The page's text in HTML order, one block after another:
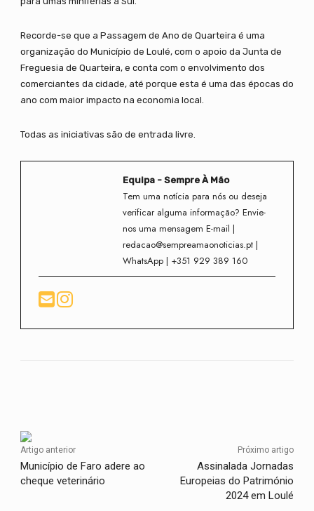
Recorde-se que a Passagem de Ano de Quarteira é uma
organização do Município de Loulé, com o apoio da Junta de
Freguesia de Quarteira, e conta com o envolvimento dos
comerciantes da cidade, até porque esta é uma das épocas do
ano com maior impacto na economia local.
Todas as iniciativas são de entrada livre.
Equipa - Sempre À Mão
Tem uma notícia para nós ou deseja
verificar alguma informação? Envie-
nos uma mensagem E-mail |
redacao@sempreamaonoticias.pt |
WhatsApp | +351 929 389 160
Artigo anterior
Município de Faro adere ao
cheque veterinário
Próximo artigo
Assinalada Jornadas
Europeias do Património
2024 em Loulé